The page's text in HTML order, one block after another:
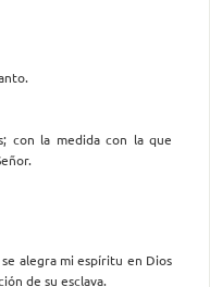
con la medida con la que
alegra mi espíritu en Dios
de su esclava.